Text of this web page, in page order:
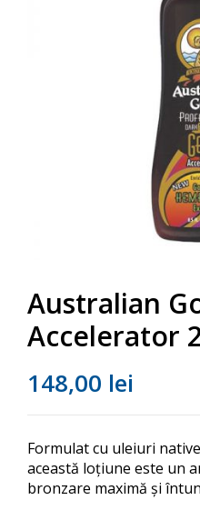
Australian
Accelerator
148,00 lei
Formulat cu uleiuri
această loțiune este un
bronzare maximă și